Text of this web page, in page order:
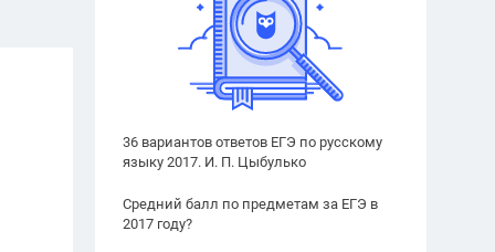
36 вариантов ответов ЕГЭ по русскому
языку 2017. И. П. Цыбулько
Средний балл по предметам за ЕГЭ в
2017 году?